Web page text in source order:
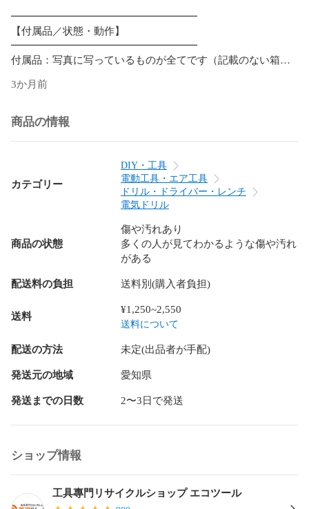
━━━━━━━━━━━━━━━━━━
【付属品／状態・動作】
━━━━━━━━━━━━━━━━━━
付属品：写真に写っているものが全てです（記載のない箱・
状態：中古B（中古品）
す
（設備・環境の都合により一部未確認の場合があります／長
時間・高負荷は未確認）。
━━━━━━━━━━━━━━━━━━
━━━━━━━━━━━━━━━━━━
発送目安：入金確認後、通常1〜3営業日以内に発送します。
へお届け先住所をご登録ください（未登録の場合は取引メッ
セージでお伺いします）。
配送会社の指定はできません。
【梱包について】
化粧箱・元箱が付属する場合、外装として使用し伝票を直接
貼って発送する場合があります（別箱での二重梱包は承れま
※詳しい条件は下部の【保証・返品】をご確認ください。
受取評価の前に、開封・動作確認をお願いいたします（評価
後は対応が難しい場合があります）。
バッテリー等を含む消耗品は保証対象外です。
状態はできるだけ写真で写すように心がけていますが、気に
なる点はご購入前にコメントでお問い合わせください。
※沖縄・離島など一部地域は到着までお時間がかかる場合があ
ります。
3か月前
商品の情報
カテゴリー
DIY・工具
電動工具・エア工具
ドリル・ドライバー・レンチ
電気ドリル
商品の状態
傷や汚れあり
多くの人が見てわかるような傷や汚れ
がある
配送料の負担 送料別(購入者負担)
送料
¥1,250~2,550
送料について
配送の方法 未定(出品者が手配)
発送元の地域 愛知県
発送までの日数 2〜3日で発送
ショップ情報
工具專門リサイクルショップ エコツール